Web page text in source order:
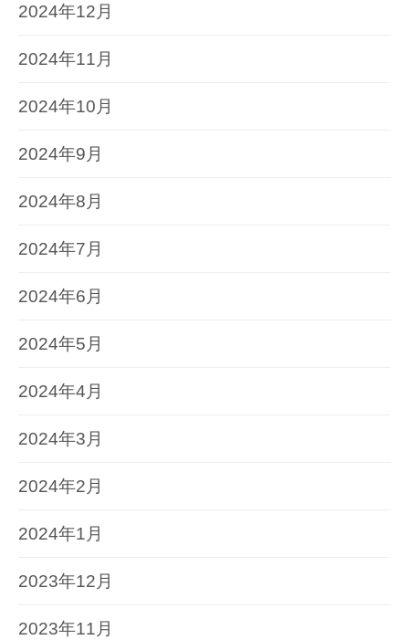
2024年12月
2024年11月
2024年10月
2024年9月
2024年8月
2024年7月
2024年6月
2024年5月
2024年4月
2024年3月
2024年2月
2024年1月
2023年12月
2023年11月